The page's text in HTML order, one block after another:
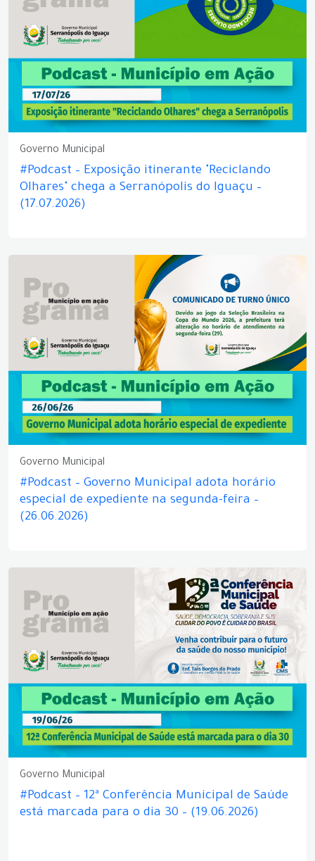
Governo Municipal
#Podcast – Exposição itinerante "Reciclando
Olhares" chega a Serranópolis do Iguaçu –
(17.07.2026)
Governo Municipal
#Podcast – Governo Municipal adota horário
especial de expediente na segunda-feira –
(26.06.2026)
Governo Municipal
#Podcast – 12ª Conferência Municipal de Saúde
está marcada para o dia 30 – (19.06.2026)